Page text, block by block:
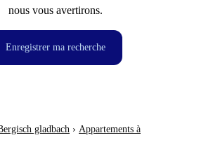
nous vous avertirons.
Enregistrer ma recherche
gladbach › Appartements à